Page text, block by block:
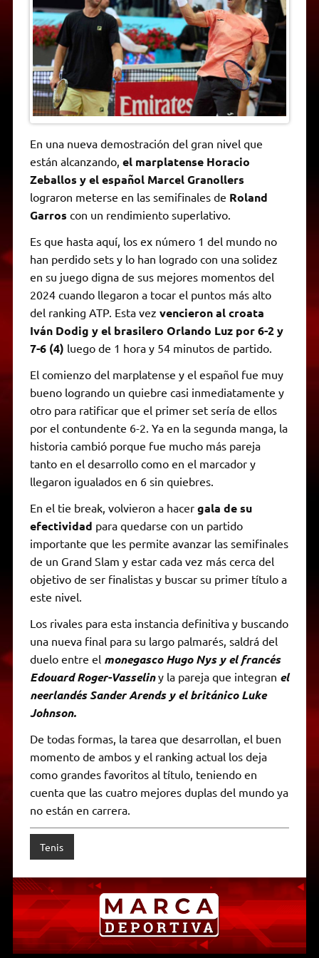
A
p
p
r
a
m
e
o
o
k
n
g
e
r
i
n
k
F
r
i
e
n
d
l
En una nueva demostración del gran nivel que
están alcanzando, el marplatense Horacio
Zeballos y el español Marcel Granollers
lograron meterse en las semifinales de Roland
Garros con un rendimiento superlativo.
Es que hasta aquí, los ex número 1 del mundo no
han perdido sets y lo han logrado con una solidez
en su juego digna de sus mejores momentos del
2024 cuando llegaron a tocar el puntos más alto
del ranking ATP. Esta vez vencieron al croata
Iván Dodig y el brasilero Orlando Luz por 6-2 y
7-6 (4) luego de 1 hora y 54 minutos de partido.
El comienzo del marplatense y el español fue muy
bueno logrando un quiebre casi inmediatamente y
otro para ratificar que el primer set sería de ellos
por el contundente 6-2. Ya en la segunda manga, la
historia cambió porque fue mucho más pareja
tanto en el desarrollo como en el marcador y
llegaron igualados en 6 sin quiebres.
En el tie break, volvieron a hacer gala de su
efectividad para quedarse con un partido
importante que les permite avanzar las semifinales
de un Grand Slam y estar cada vez más cerca del
objetivo de ser finalistas y buscar su primer título a
este nivel.
Los rivales para esta instancia definitiva y buscando
una nueva final para su largo palmarés, saldrá del
duelo entre el monegasco Hugo Nys y el francés
Edouard Roger-Vasseliny la pareja que integran el
neerlandés Sander Arends y el británico Luke
Johnson.
De todas formas, la tarea que desarrollan, el buen
momento de ambos y el ranking actual los deja
como grandes favoritos al título, teniendo en
cuenta que las cuatro mejores duplas del mundo ya
no están en carrera.
Tenis